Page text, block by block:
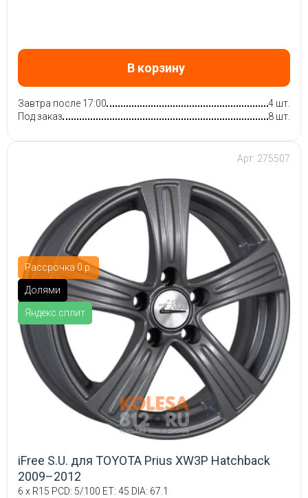
В корзину
Завтра после 17:00
4 шт.
Под заказ
8 шт.
Рассрочка 0 р.
Долями
Яндекс.сплит
Арт: 275507
iFree S.U. для TOYOTA Prius XW3P Hatchback
2009–2012
6 x R15 PCD: 5/100 ET: 45 DIA: 67.1